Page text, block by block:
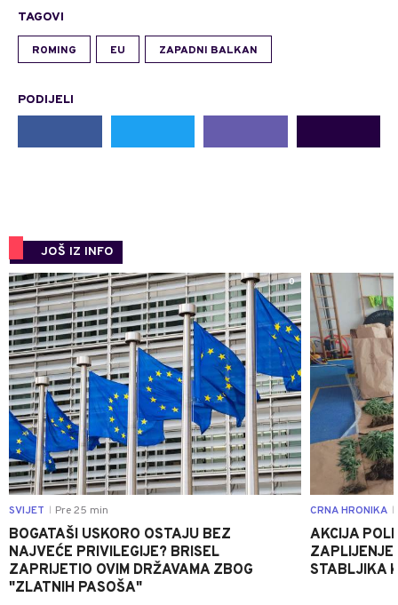
TAGOVI
ROMING EU ZAPADNI BALKAN
PODIJELI
JOŠ IZ INFO
0
SVIJET Pre 25 min
BOGATAŠI USKORO OSTAJU BEZ
NAJVEĆE PRIVILEGIJE? BRISEL
ZAPRIJETIO OVIM DRŽAVAMA ZBOG
"ZLATNIH PASOŠA"
CRNA HRONIKA
AKCIJA
STABLJIKA